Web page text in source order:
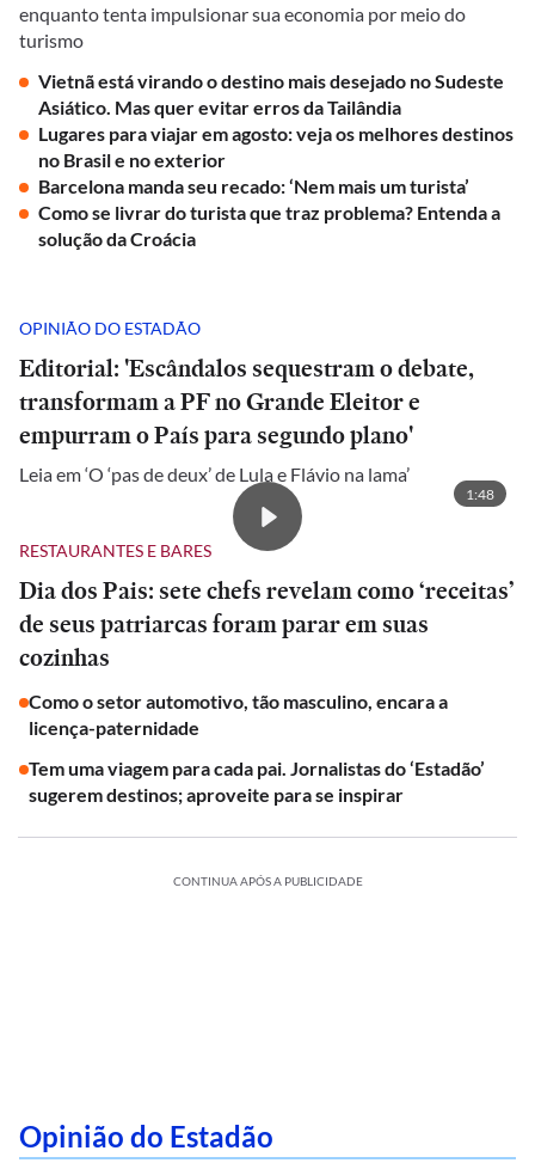
enquanto tenta impulsionar sua economia por meio do
turismo
Vietnã está virando o destino mais desejado no Sudeste
Asiático. Mas quer evitar erros da Tailândia
Lugares para viajar em agosto: veja os melhores destinos
no Brasil e no exterior
Barcelona manda seu recado: ‘Nem mais um turista’
Como se livrar do turista que traz problema? Entenda a
solução da Croácia
OPINIÃO DO ESTADÃO
Editorial: 'Escândalos sequestram o debate,
transformam a PF no Grande Eleitor e
empurram o País para segundo plano'
Leia em ‘O ‘pas de deux’ de Lula e Flávio na lama’
1:48
RESTAURANTES E BARES
Dia dos Pais: sete chefs revelam como ‘receitas’
de seus patriarcas foram parar em suas
cozinhas
Como o setor automotivo, tão masculino, encara a
licença-paternidade
Tem uma viagem para cada pai. Jornalistas do ‘Estadão’
sugerem destinos; aproveite para se inspirar
CONTINUA APÓS A PUBLICIDADE
Opinião do Estadão